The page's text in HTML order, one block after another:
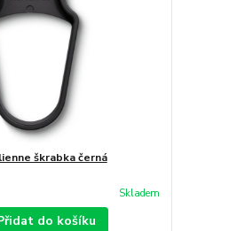
škrabka černá
Skladem
do košíku